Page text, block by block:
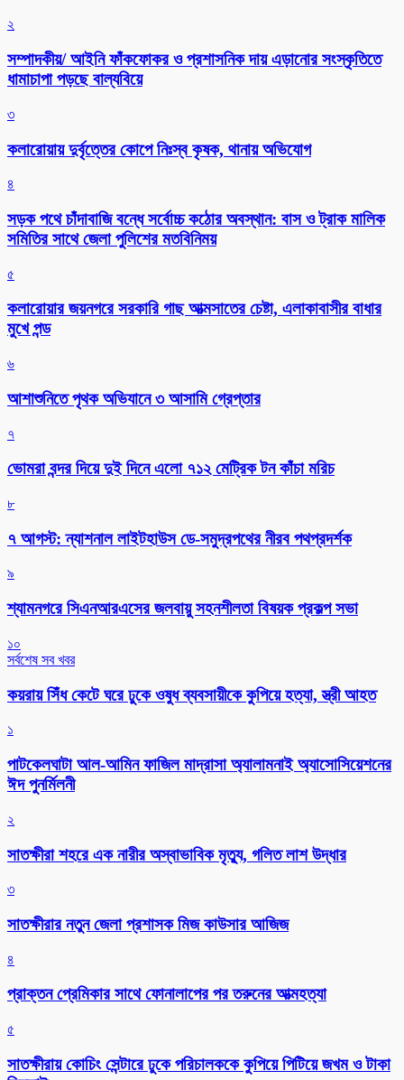
২
সম্পাদকীয়/ আইনি ফাঁকফোকর ও প্রশাসনিক দায় এড়ানোর সংস্কৃতিতে
ধামাচাপা পড়ছে বাল্যবিয়ে
৩
কলারোয়ায় দুর্বৃত্তের কোপে নিঃস্ব কৃষক, থানায় অভিযোগ
৪
সড়ক পথে চাঁদাবাজি বন্ধে সর্বোচ্চ কঠোর অবস্থান: বাস ও ট্রাক মালিক
সমিতির সাথে জেলা পুলিশের মতবিনিময়
৫
কলারোয়ার জয়নগরে সরকারি গাছ আত্মসাতের চেষ্টা, এলাকাবাসীর বাধার
মুখে পন্ড
৬
আশাশুনিতে পৃথক অভিযানে ৩ আসামি গ্রেপ্তার
৭
ভোমরা বন্দর দিয়ে দুই দিনে এলো ৭১২ মেট্রিক টন কাঁচা মরিচ
৮
৭ আগস্ট: ন্যাশনাল লাইটহাউস ডে-সমুদ্রপথের নীরব পথপ্রদর্শক
৯
শ্যামনগরে সিএনআরএসের জলবায়ু সহনশীলতা বিষয়ক প্রকল্প সভা
১০
সর্বশেষ সব খবর
কয়রায় সিঁধ কেটে ঘরে ঢুকে ওষুধ ব্যবসায়ীকে কুপিয়ে হত্যা, স্ত্রী আহত
১
পাটকেলঘাটা আল-আমিন ফাজিল মাদ্রাসা অ্যালামনাই অ্যাসোসিয়েশনের
ঈদ পুনর্মিলনী
২
সাতক্ষীরা শহরে এক নারীর অস্বাভাবিক মৃত্যু, গলিত লাশ উদ্ধার
৩
সাতক্ষীরার নতুন জেলা প্রশাসক মিজ কাউসার আজিজ
৪
প্রাক্তন প্রেমিকার সাথে ফোনালাপের পর তরুনের আত্মহত্যা
৫
সাতক্ষীরায় কোচিং সেন্টারে ঢুকে পরিচালককে কুপিয়ে পিটিয়ে জখম ও টাকা